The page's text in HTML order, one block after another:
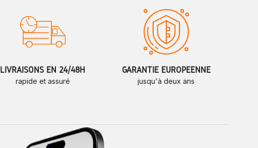
LIVRAISONS EN 24/48H
rapide et assuré
GARANTIE EUROPÉENNE
jusqu'à deux ans